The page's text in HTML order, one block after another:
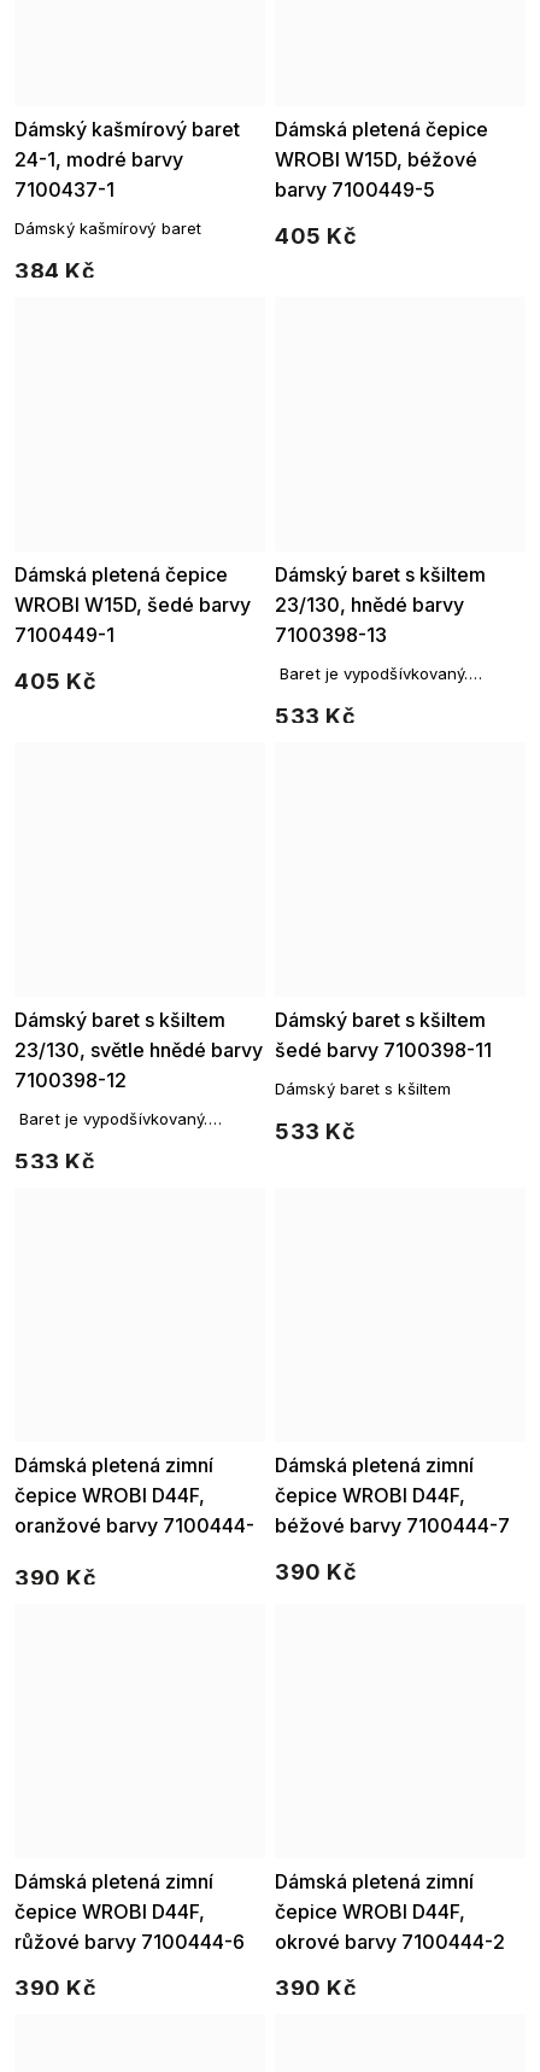
Dámský kašmírový baret
24-1, modré barvy
7100437-1
384 Kč
Dámský kašmírový baret
Dámská pletená čepice
WROBI W15D, béžové
barvy 7100449-5
405 Kč
Dámská pletená čepice
WROBI W15D, šedé barvy
7100449-1
405 Kč
Dámský baret s kšiltem
23/130, hnědé barvy
7100398-13
533 Kč
Baret je vypodšívkovaný.
nepřízně počasí.
Dámský baret s kšiltem
23/130, světle hnědé barvy
7100398-12
533 Kč
Baret je vypodšívkovaný.
nepřízně počasí.
Dámský baret s kšiltem
šedé barvy 7100398-11
533 Kč
Dámský baret s kšiltem
Dámská pletená zimní
čepice WROBI D44F,
oranžové barvy 7100444-
390 Kč
Dámská pletená zimní
čepice WROBI D44F,
béžové barvy 7100444-7
390 Kč
Dámská pletená zimní
čepice WROBI D44F,
růžové barvy 7100444-6
390 Kč
Dámská pletená zimní
čepice WROBI D44F,
okrové barvy 7100444-2
390 Kč